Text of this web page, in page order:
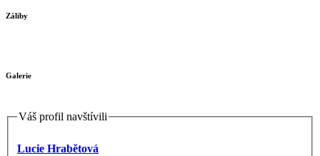
Záliby
Galerie
Váš profil navštívili
Lucie Hrabětová